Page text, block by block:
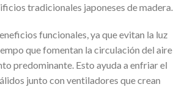
tradicionales japoneses de madera.
funcionales, ya que evitan la luz
que fomentan la circulación del aire
predominante. Esto ayuda a enfriar el
junto con ventiladores que crean